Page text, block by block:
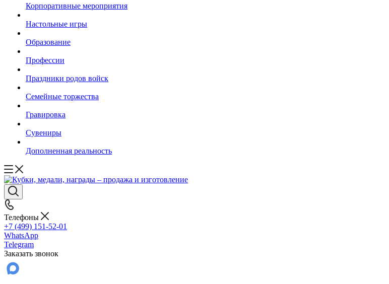
Корпоративные мероприятия
Настольные игры
Образование
Профессии
Праздники родов войск
Семейные торжества
Гравировка
Сувениры
Дополненная реальность
Телефоны
+7 (499) 151-52-01
WhatsApp
Telegram
Заказать звонок